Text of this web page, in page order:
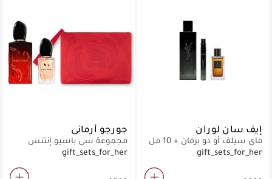
إيف سان لوران
ماي سيلف أو دو برفان + 10 مل
+ 7.5 مل
gift_sets_for_her
جورجو أرماني
مجموعة سي باسيو إنتنس
gift_sets_for_her